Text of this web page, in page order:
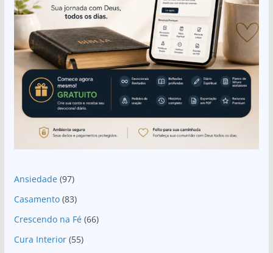
Ansiedade(97)
Casamento(83)
Crescendo na Fé(66)
Cura Interior(55)